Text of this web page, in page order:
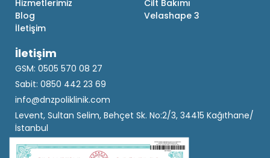
Hizmetlerimiz
Blog
İletişim
Cilt Bakımı
Velashape 3
İletişim
GSM: 0505 570 08 27
Sabit: 0850 442 23 69
info@dnzpoliklinik.com
Levent, Sultan Selim, Behçet Sk. No:2/3, 34415 Kağıthane/
İstanbul